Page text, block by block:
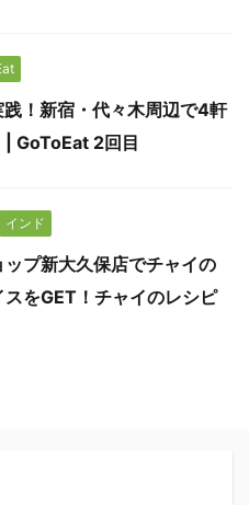
！新宿・代々木周辺で4軒
| GoToEat 2回目
インド
ップ新大久保店でチャイの
をGET！チャイのレシピ